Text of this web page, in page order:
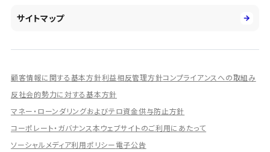
人的資本経営の取組み
有価証券報告書／四半期報告書
統合報告書
ディスクロージャー誌
IRプレゼンテーション資料
シェアードリサーチ社による調査レポート
IRに関するよくあるご質問
IRに関するお問い合わせ
サイトマップ
顧客情報に関する基本方針利益相反管理方針コンプライアンスへの取組み
反社会的勢力に対する基本方針
マネー・ローンダリングおよびテロ資金供与防止方針
コーポレート・ガバナンス本ウェブサイトのご利用にあたって
ソーシャルメディア利用ポリシー電子公告